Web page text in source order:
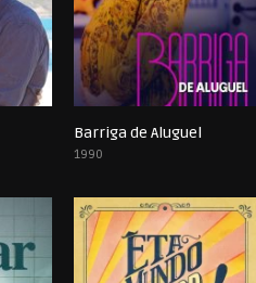
Barriga de Aluguel
1990